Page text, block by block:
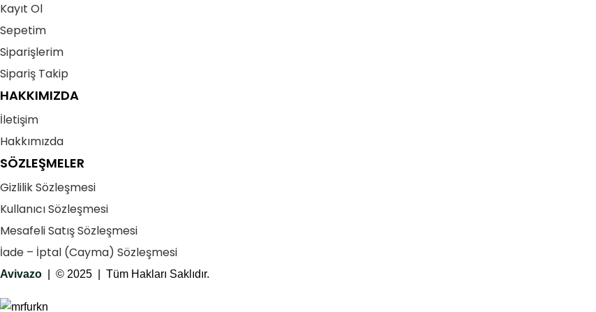
Kayıt Ol
Sepetim
Siparişlerim
Sipariş Takip
HAKKIMIZDA
İletişim
Hakkımızda
SÖZLEŞMELER
Gizlilik Sözleşmesi
Kullanıcı Sözleşmesi
Mesafeli Satış Sözleşmesi
İade – İptal (Cayma) Sözleşmesi
Avivazo | © 2025 | Tüm Hakları Saklıdır.